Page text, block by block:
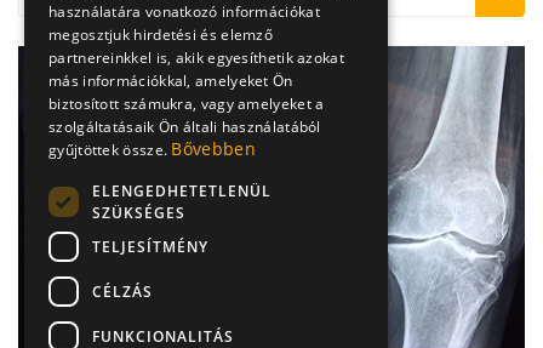
használatára vonatkozó információkat
megosztjuk hirdetési és elemző
partnereinkkel is, akik egyesíthetik azokat
más információkkal, amelyeket Ön
biztosított számukra, vagy amelyeket a
szolgáltatásaik Ön általi használatából
gyűjtöttek össze. Bővebben
ELENGEDHETETLENÜL
SZÜKSÉGES
TELJESÍTMÉNY
CÉLZÁS
FUNKCIONALITÁS